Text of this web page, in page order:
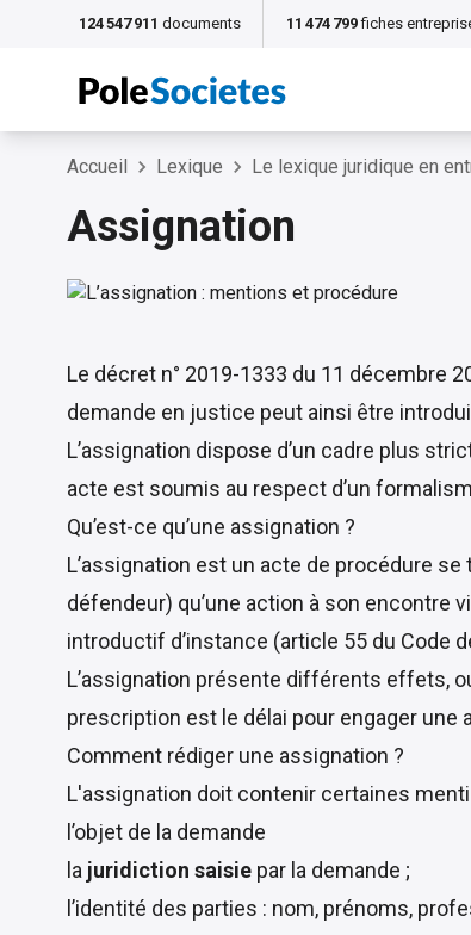
124 547 911 documents 11 474 799 fiches
Accueil Lexique Le lexique juridique en
Assignation
Le décret n° 2019-1333 du 11 décembre
demande en justice peut ainsi être
L’assignation dispose d’un cadre plus
acte est soumis au respect d’un
Qu’est-ce qu’une assignation ?
L’assignation est un acte de procédure se
défendeur) qu’une action à son encontre
introductif d’instance (article 55 du Code
L’assignation présente différents effets,
prescription est le délai pour engager une
Comment rédiger une assignation ?
L'assignation doit contenir certaines
l’objet de la demande
la juridiction saisie par la demande ;
l’identité des parties : nom, prénoms,